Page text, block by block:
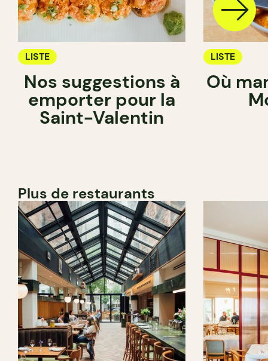
LISTE
Nos suggestions à
emporter pour la
Saint-Valentin
LISTE
Où
Plus de restaurants